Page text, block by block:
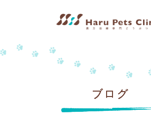
当院について
ブログ